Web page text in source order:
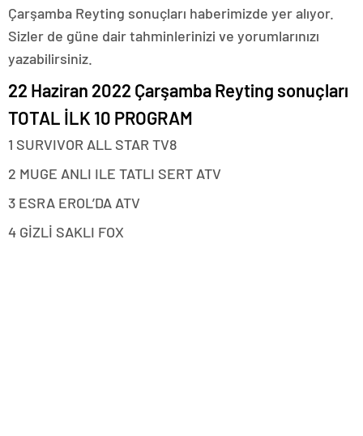
Çarşamba Reyting sonuçları haberimizde yer alıyor.
Sizler de güne dair tahminlerinizi ve yorumlarınızı
yazabilirsiniz.
22 Haziran 2022 Çarşamba Reyting sonuçları
TOTAL İLK 10 PROGRAM
1 SURVIVOR ALL STAR TV8
2 MUGE ANLI ILE TATLI SERT ATV
3 ESRA EROL’DA ATV
4 GİZLİ SAKLI FOX